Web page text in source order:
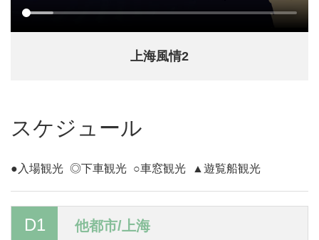
上海風情2
スケジュール
●入場観光 ◎下車観光 ○車窓観光 ▲遊覧船観光
D1 他都市/上海